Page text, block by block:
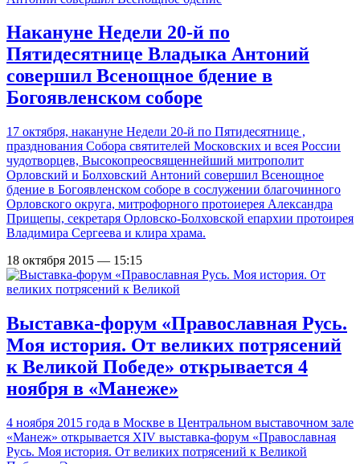
Накануне Недели 20-й по
Пятидесятнице Владыка Антоний
совершил Всенощное бдение в
Богоявленском соборе
17 октября, накануне Недели 20-й по Пятидесятнице ,
празднования Собора святителей Московских и всея России
чудотворцев, Высокопреосвященнейший митрополит
Орловский и Болховский Антоний совершил Всенощное
бдение в Богоявленском соборе в сослужении благочинного
Орловского округа, митрофорного протоиерея Александра
Прищепы, секретаря Орловско-Болховской епархии протоирея
Владимира Сергеева и клира храма.
18 октября 2015 — 15:15
Выставка-форум «Православная Русь.
Моя история. От великих потрясений
к Великой Победе» открывается 4
ноября в «Манеже»
4 ноября 2015 года в Москве в Центральном выставочном зале
«Манеж» открывается XIV выставка-форум «Православная
Русь. Моя история. От великих потрясений к Великой